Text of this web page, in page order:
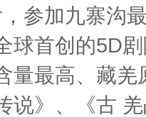
参加九寨沟
球首创的5D
量最高、藏
说》、《古